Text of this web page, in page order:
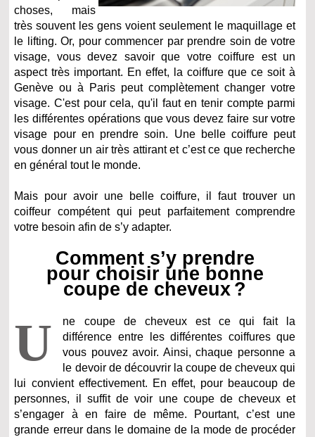
choses, mais
très souvent les gens voient seulement le maquillage et
le lifting. Or, pour commencer par prendre soin de votre
visage, vous devez savoir que votre coiffure est un
aspect très important. En effet, la coiffure que ce soit à
Genève ou à Paris peut complètement changer votre
visage. C'est pour cela, qu'il faut en tenir compte parmi
les différentes opérations que vous devez faire sur votre
visage pour en prendre soin. Une belle coiffure peut
vous donner un air très attirant et c’est ce que recherche
en général tout le monde.
Mais pour avoir une belle coiffure, il faut trouver un
coiffeur compétent qui peut parfaitement comprendre
votre besoin afin de s’y adapter.
Comment s’y prendre
pour choisir une bonne
coupe de cheveux ?
U
ne coupe de cheveux est ce qui fait la
différence entre les différentes coiffures que
vous pouvez avoir. Ainsi, chaque personne a
le devoir de découvrir la coupe de cheveux qui
lui convient effectivement. En effet, pour beaucoup de
personnes, il suffit de voir une coupe de cheveux et
s’engager à en faire de même. Pourtant, c’est une
grande erreur dans le domaine de la mode de procéder